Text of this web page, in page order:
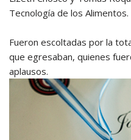
Tecnología de los Alimentos.
Fueron escoltadas por la
que egresaban, quienes
aplausos.